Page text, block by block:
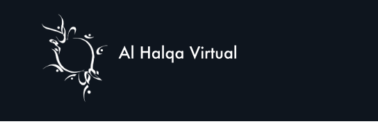
Al
Halqa